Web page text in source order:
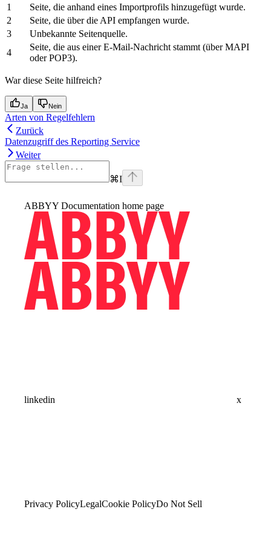
1
Seite, die anhand eines Importprofils hinzugefügt wurde.
2
Seite, die über die API empfangen wurde.
3
Unbekannte Seitenquelle.
4
Seite, die aus einer E-Mail-Nachricht stammt (über MAPI
oder POP3).
War diese Seite hilfreich?
Ja Nein
Arten von Regelfehlern
Zurück
Datenzugriff des Reporting Service
Weiter
⌘I
ABBYY Documentation home page
linkedin x
Privacy PolicyLegalCookie PolicyDo Not Sell